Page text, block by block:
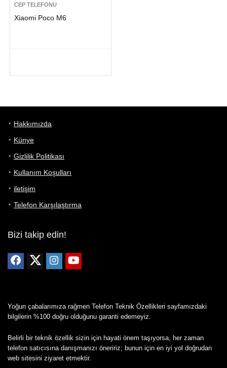
CEP TELEFONU
Xiaomi Poco M6
Hakkımızda
Künye
Gizlilik Politikası
Kullanım Koşulları
iletişim
Telefon Karşılaştırma
Bizi takip edin!
Yoğun çabalarımıza rağmen Telefon Teknik Özellikleri sayfamızdaki
bilgilerin %100 doğru olduğunu garanti edemeyiz.
Belirli bir teknik özellik sizin için hayati önem taşıyorsa, her zaman
telefon satıcısına danışmanızı öneririz; bunun için en iyi yol doğrudan
web sitesini ziyaret etmektir.